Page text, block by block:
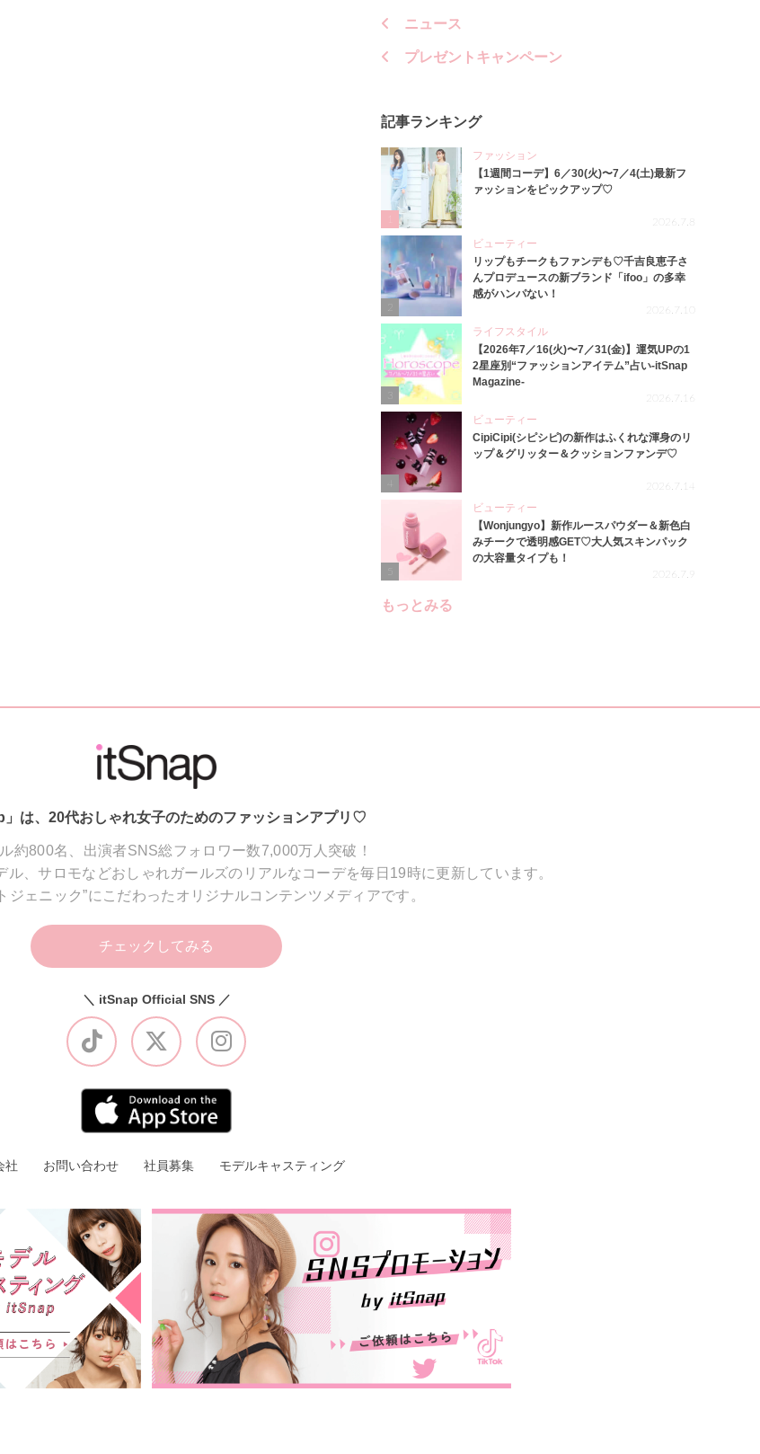
ニュース
プレゼントキャンペーン
記事ランキング
ファッション
【1週間コーデ】6／30(火)〜7／4(土)最新フ
ァッションをピックアップ♡
2026.7.8
ビューティー
リップもチークもファンデも♡千吉良恵子さ
んプロデュースの新ブランド「ifoo」の多幸
感がハンパない！
2026.7.10
3
ライフスタイル
【2026年7／16(火)〜7／31(金)】運気UPの1
2星座別“ファッションアイテム”占い-itSnap
Magazine-
2026.7.16
4
ビューティー
CipiCipi(シピシピ)の新作はふくれな渾身のリ
ップ＆グリッター＆クッションファンデ♡
2026.7.14
ビューティー
【Wonjungyo】新作ルースパウダー＆新色白
みチークで透明感GET♡大人気スキンパック
の大容量タイプも！
2026.7.9
もっとみる
」は、20代おしゃれ女子のためのファッションアプリ♡
約800名、出演者SNS総フォロワー数7,000万人突破！
、サロモなどおしゃれガールズのリアルなコーデを毎日19時に更新しています。
ジェニック”にこだわったオリジナルコンテンツメディアです。
チェックしてみる
＼ itSnap Official SNS ／
社 お問い合わせ 社員募集 モデルキャスティング